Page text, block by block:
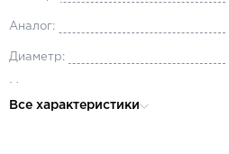
Аналог:
Диаметр:
Все характеристики